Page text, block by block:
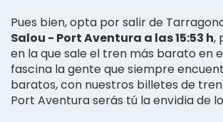
Pues bien, opta por salir de
Salou - Port Aventura a las 15:53 h,
en la que sale el tren más barato en
fascina la gente que siempre
baratos, con nuestros billetes de
Port Aventura serás tú la envidia de